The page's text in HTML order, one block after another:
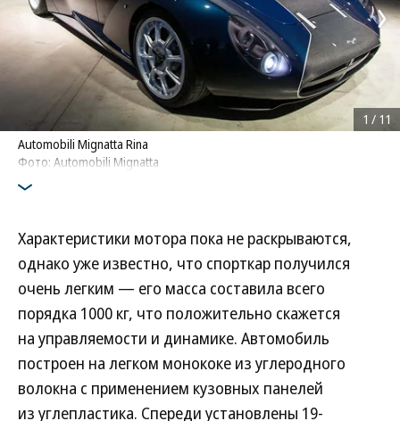
Automobili Mignatta Rina
Фото: Automobili Mignatta
1 / 11
Характеристики мотора пока не раскрываются,
однако уже известно, что спорткар получился
очень легким — его масса составила всего
порядка 1000 кг, что положительно скажется
на управляемости и динамике. Автомобиль
построен на легком монококе из углеродного
волокна с применением кузовных панелей
из углепластика. Спереди установлены 19-